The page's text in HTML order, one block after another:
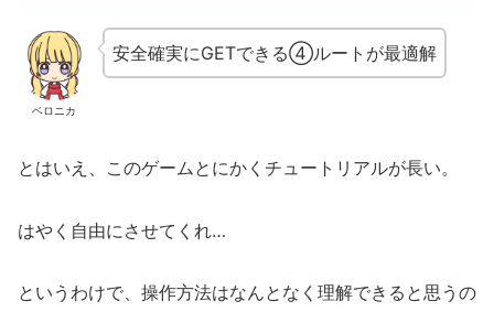
ベロニカ
安全確実にGETできる④ルートが最適解
とはいえ、このゲームとにかくチュートリアルが長い。
はやく自由にさせてくれ…
というわけで、操作方法はなんとなく理解できると思うの